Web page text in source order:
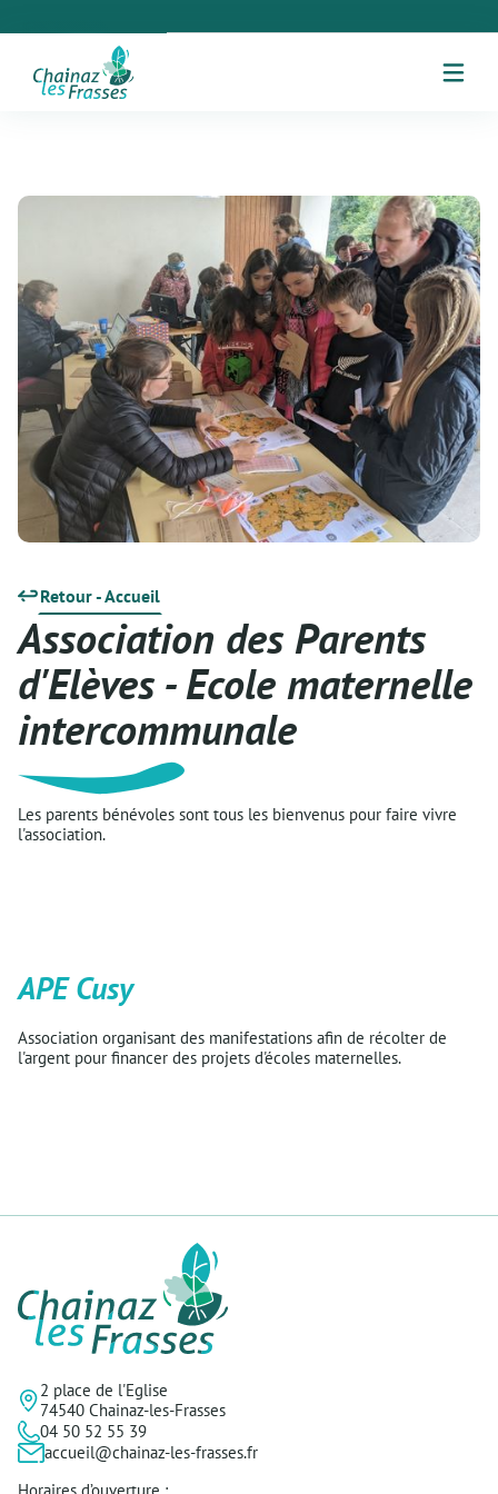
Retour - Accueil
Association des Parents
d'Elèves - Ecole maternelle
intercommunale
Les parents bénévoles sont tous les bienvenus pour faire vivre
l'association.
APE Cusy
Association organisant des manifestations afin de récolter de
l'argent pour financer des projets d'écoles maternelles.
2 place de l'Eglise
74540 Chainaz-les-Frasses
04 50 52 55 39
accueil@chainaz-les-frasses.fr